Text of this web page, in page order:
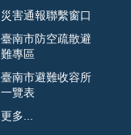
災害通報聯繫窗口
臺南市防空疏散避
難專區
臺南市避難收容所
一覽表
更多...